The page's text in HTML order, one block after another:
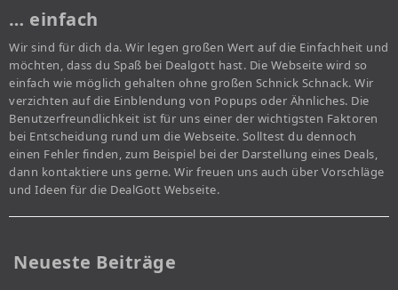
… einfach
Wir sind für dich da. Wir legen großen Wert auf die Einfachheit und
möchten, dass du Spaß bei Dealgott hast. Die Webseite wird so
einfach wie möglich gehalten ohne großen Schnick Schnack. Wir
verzichten auf die Einblendung von Popups oder Ähnliches. Die
Benutzerfreundlichkeit ist für uns einer der wichtigsten Faktoren
bei Entscheidung rund um die Webseite. Solltest du dennoch
einen Fehler finden, zum Beispiel bei der Darstellung eines Deals,
dann kontaktiere uns gerne. Wir freuen uns auch über Vorschläge
und Ideen für die DealGott Webseite.
Neueste Beiträge